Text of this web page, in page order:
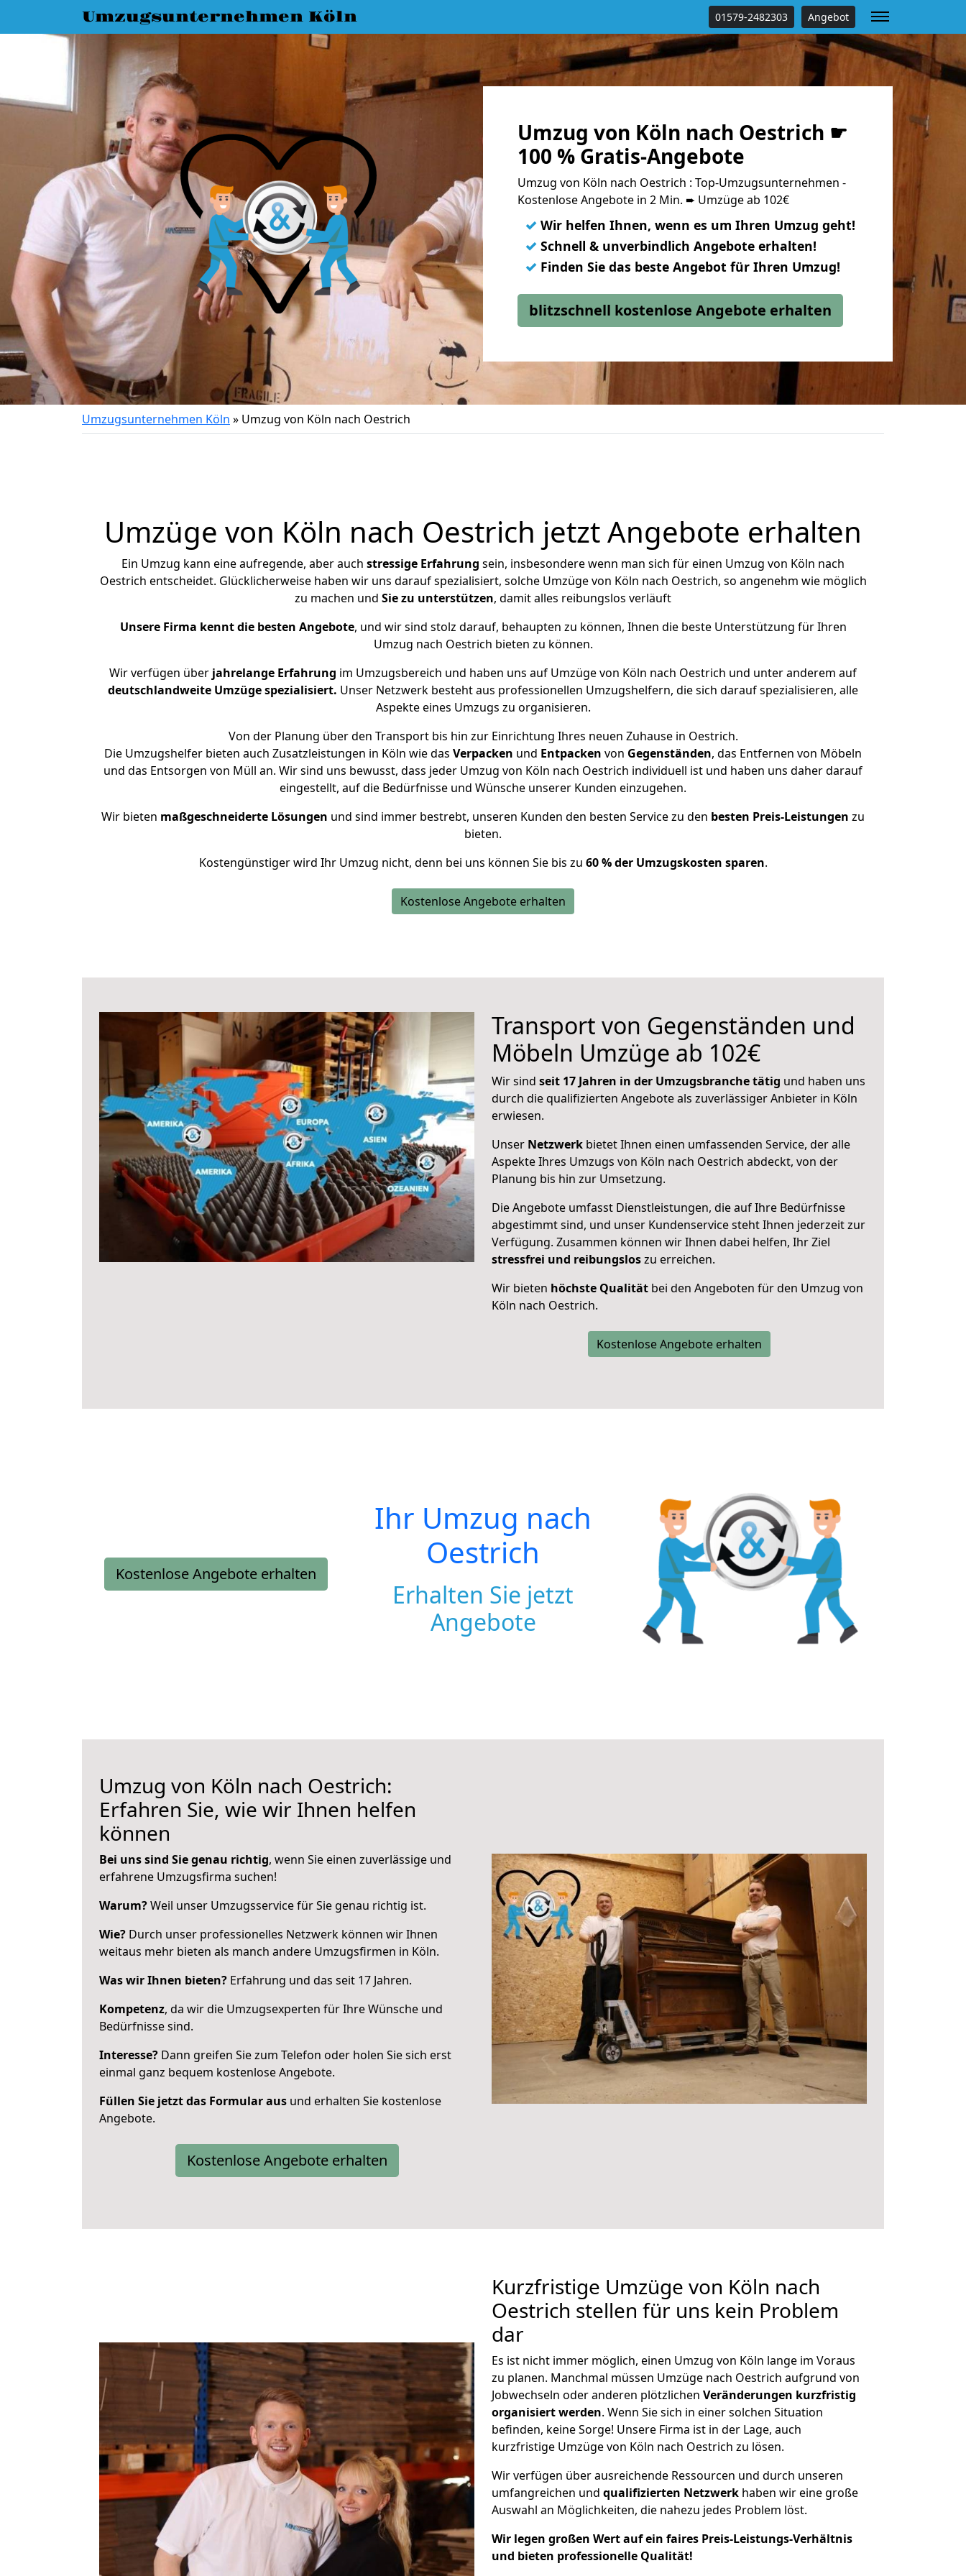
Umzugsunternehmen Köln 01579-2482303 Angebot
Umzug von Köln nach Oestrich ☛
100 % Gratis-Angebote
Umzug von Köln nach Oestrich : Top-Umzugsunternehmen -
Kostenlose Angebote in 2 Min. ➨ Umzüge ab 102€
✓ Wir helfen Ihnen, wenn es um Ihren Umzug geht!
✓ Schnell & unverbindlich Angebote erhalten!
✓ Finden Sie das beste Angebot für Ihren Umzug!
blitzschnell kostenlose Angebote erhalten
Umzugsunternehmen Köln » Umzug von Köln nach Oestrich
Umzüge von Köln nach Oestrich jetzt Angebote erhalten
Ein Umzug kann eine aufregende, aber auch stressige Erfahrung sein, insbesondere wenn man sich für einen Umzug von Köln nach
Oestrich entscheidet. Glücklicherweise haben wir uns darauf spezialisiert, solche Umzüge von Köln nach Oestrich, so angenehm wie möglich
zu machen und Sie zu unterstützen, damit alles reibungslos verläuft
Unsere Firma kennt die besten Angebote, und wir sind stolz darauf, behaupten zu können, Ihnen die beste Unterstützung für Ihren
Umzug nach Oestrich bieten zu können.
Wir verfügen über jahrelange Erfahrung im Umzugsbereich und haben uns auf Umzüge von Köln nach Oestrich und unter anderem auf
deutschlandweite Umzüge spezialisiert. Unser Netzwerk besteht aus professionellen Umzugshelfern, die sich darauf spezialisieren, alle
Aspekte eines Umzugs zu organisieren.
Von der Planung über den Transport bis hin zur Einrichtung Ihres neuen Zuhause in Oestrich.
Die Umzugshelfer bieten auch Zusatzleistungen in Köln wie das Verpacken und Entpacken von Gegenständen, das Entfernen von Möbeln
und das Entsorgen von Müll an. Wir sind uns bewusst, dass jeder Umzug von Köln nach Oestrich individuell ist und haben uns daher darauf
eingestellt, auf die Bedürfnisse und Wünsche unserer Kunden einzugehen.
Wir bieten maßgeschneiderte Lösungen und sind immer bestrebt, unseren Kunden den besten Service zu den besten Preis-Leistungen zu
bieten.
Kostengünstiger wird Ihr Umzug nicht, denn bei uns können Sie bis zu 60 % der Umzugskosten sparen.
Kostenlose Angebote erhalten
Transport von Gegenständen und
Möbeln Umzüge ab 102€
Wir sind seit 17 Jahren in der Umzugsbranche tätig und haben uns
durch die qualifizierten Angebote als zuverlässiger Anbieter in Köln
erwiesen.
Unser Netzwerk bietet Ihnen einen umfassenden Service, der alle
Aspekte Ihres Umzugs von Köln nach Oestrich abdeckt, von der
Planung bis hin zur Umsetzung.
Die Angebote umfasst Dienstleistungen, die auf Ihre Bedürfnisse
abgestimmt sind, und unser Kundenservice steht Ihnen jederzeit zur
Verfügung. Zusammen können wir Ihnen dabei helfen, Ihr Ziel
stressfrei und reibungsloszu erreichen.
Wir bieten höchste Qualität bei den Angeboten für den Umzug von
Köln nach Oestrich.
Kostenlose Angebote erhalten
Kostenlose Angebote erhalten
Ihr Umzug nach
Oestrich
Erhalten Sie jetzt
Angebote
Umzug von Köln nach Oestrich:
Erfahren Sie, wie wir Ihnen helfen
können
Bei uns sind Sie genau richtig, wenn Sie einen zuverlässige und
erfahrene Umzugsfirma suchen!
Warum?Weil unser Umzugsservice für Sie genau richtig ist.
Wie? Durch unser professionelles Netzwerk können wir Ihnen
weitaus mehr bieten als manch andere Umzugsfirmen in Köln.
Was wir Ihnen bieten? Erfahrung und das seit 17 Jahren.
Kompetenz, da wir die Umzugsexperten für Ihre Wünsche und
Bedürfnisse sind.
Interesse? Dann greifen Sie zum Telefon oder holen Sie sich erst
einmal ganz bequem kostenlose Angebote.
Füllen Sie jetzt das Formular aus und erhalten Sie kostenlose
Angebote.
Kostenlose Angebote erhalten
Kurzfristige Umzüge von Köln nach
Oestrich stellen für uns kein Problem
dar
Es ist nicht immer möglich, einen Umzug von Köln lange im Voraus
zu planen. Manchmal müssen Umzüge nach Oestrich aufgrund von
Jobwechseln oder anderen plötzlichen Veränderungen kurzfristig
organisiert werden. Wenn Sie sich in einer solchen Situation
befinden, keine Sorge! Unsere Firma ist in der Lage, auch
kurzfristige Umzüge von Köln nach Oestrich zu lösen.
Wir verfügen über ausreichende Ressourcen und durch unseren
umfangreichen und qualifizierten Netzwerk haben wir eine große
Auswahl an Möglichkeiten, die nahezu jedes Problem löst.
Wir legen großen Wert auf ein faires Preis-Leistungs-Verhältnis
und bieten professionelle Qualität!